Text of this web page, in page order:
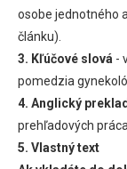
osobe jednotného
článku).
3. Kľúčové slová -
pomedzia
4. Anglický
prehľadových
5. Vlastný text